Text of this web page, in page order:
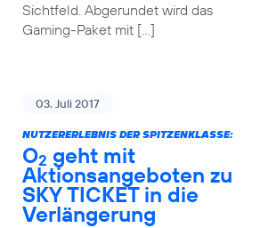
Sichtfeld. Abgerundet wird das
Gaming-Paket mit […]
03. Juli 2017
NUTZERERLEBNIS DER SPITZENKLASSE:
O2 geht mit
Aktionsangeboten zu
SKY TICKET in die
Verlängerung